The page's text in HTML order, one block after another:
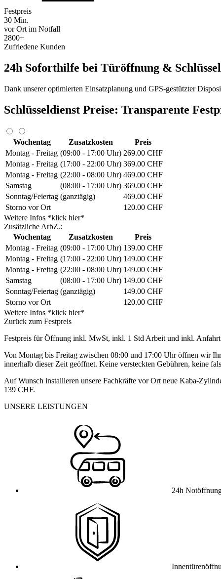
Festpreis
30 Min.
vor Ort im Notfall
2800+
Zufriedene Kunden
24h Soforthilfe bei Türöffnung &
Dank unserer optimierten Einsatzplanung und GPS-gestützter
Schlüsseldienst Preise: Transparente
Wochentag Zusatzkosten
Preis
Montag - Freitag (09:00 - 17:00 Uhr) 269.00 CHF
Montag - Freitag (17:00 - 22:00 Uhr) 369.00 CHF
Montag - Freitag (22:00 - 08:00 Uhr) 469.00 CHF
Samstag
(08:00 - 17:00 Uhr) 369.00 CHF
Sonntag/Feiertag (ganztägig)
469.00 CHF
Storno vor Ort
120.00 CHF
Weitere Infos *klick hier*
Zusätzliche ArbZ.:
Wochentag
Zusatzkosten
Preis
Montag - Freitag (09:00 - 17:00 Uhr) 139.00 CHF
Montag - Freitag (17:00 - 22:00 Uhr) 149.00 CHF
Montag - Freitag (22:00 - 08:00 Uhr) 149.00 CHF
Samstag
(08:00 - 17:00 Uhr) 149.00 CHF
Sonntag/Feiertag (ganztägig)
149.00 CHF
Storno vor Ort
120.00 CHF
Weitere Infos *klick hier*
Zurück zum Festpreis
Festpreis für Öffnung inkl. MwSt, inkl. 1 Std Arbeit und inkl. Anfahrt
Von Montag bis Freitag zwischen 08:00 und 17:00 Uhr öffnen wir
innerhalb dieser Zeit geöffnet. Keine versteckten Gebühren, keine
Auf Wunsch installieren unsere Fachkräfte vor Ort neue Kaba-
139 CHF.
UNSERE LEISTUNGEN
24h